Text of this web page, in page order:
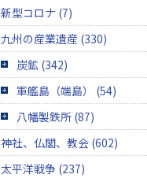
新型コロナ (7)
九州の産業遺産 (330)
炭鉱 (342)
軍艦島（端島） (54)
八幡製鉄所 (87)
神社、仏閣、教会 (602)
太平洋戦争 (237)